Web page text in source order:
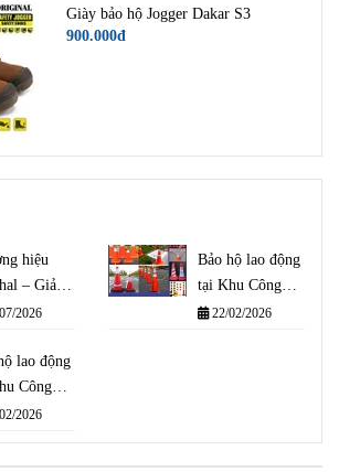
Giày bảo hộ Jogger Dakar S3
900.000đ
hiệu
– Giải
vệ hô
quốc tế
2026
Bảo hộ lao động
tại Khu Công
Nghiệp Cát Lái
22/02/2026
lao động
Công
Thành
2026